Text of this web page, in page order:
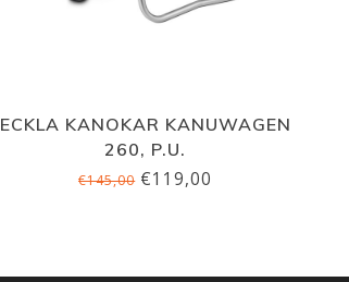
ECKLA KANOKAR KANUWAGEN
260, P.U.
€145,00€119,00